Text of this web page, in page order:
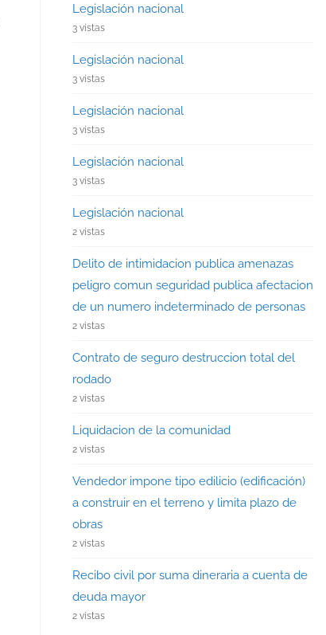
Legislación nacional
3 vistas
Legislación nacional
3 vistas
Legislación nacional
3 vistas
Legislación nacional
3 vistas
Legislación nacional
2 vistas
Delito de intimidacion publica amenazas
peligro comun seguridad publica afectacion
de un numero indeterminado de personas
2 vistas
Contrato de seguro destruccion total del
rodado
2 vistas
Liquidacion de la comunidad
2 vistas
Vendedor impone tipo edilicio (edificación)
a construir en el terreno y limita plazo de
obras
2 vistas
Recibo civil por suma dineraria a cuenta de
deuda mayor
2 vistas